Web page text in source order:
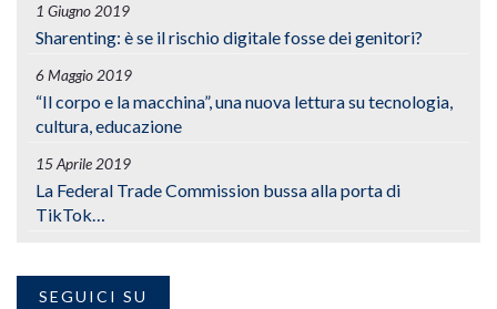
1 Giugno 2019
Sharenting: è se il rischio digitale fosse dei genitori?
6 Maggio 2019
“Il corpo e la macchina”, una nuova lettura su tecnologia,
cultura, educazione
15 Aprile 2019
La Federal Trade Commission bussa alla porta di
TikTok…
SEGUICI SU